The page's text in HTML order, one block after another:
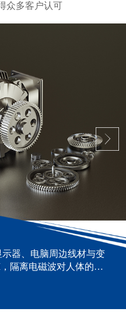
众多客户认可
器、电脑周边线材与变
隔离电磁波对人体的危